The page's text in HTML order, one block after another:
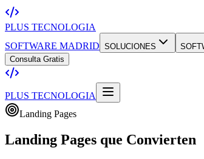
PLUS TECNOLOGIA
SOFTWARE MADRID SOLUCIONES
Consulta Gratis
PLUS TECNOLOGIA
Landing Pages
Landing Pages que Convierten